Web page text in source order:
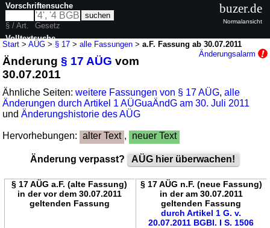
Start >AÜG > § 17 >alle Fassungen >a.F. Fassung ab 30.07.2011
Änderungsalarm
Änderung§ 17 AÜG vom
30.07.2011
Ähnliche Seiten:weitere Fassungen von § 17 AÜG,alle
Änderungen durch Artikel 1 AÜGuaÄndG am 30. Juli 2011
undÄnderungshistorie des AÜG
Hervorhebungen: alter Text , neuer Text
Änderung verpasst? AÜG hier überwachen!
§ 17 AÜG a.F. (alte Fassung)
in der vor dem 30.07.2011
geltenden Fassung
§ 17 AÜG n.F. (neue Fassung)
in der am 30.07.2011
geltenden Fassung
durch Artikel 1 G. v.
20.07.2011 BGBl. I S. 1506
Vorschriftensuche
§ / Art.
Gesetz
Volltextsuche
nur in AÜG
buzer.de
Normalansicht